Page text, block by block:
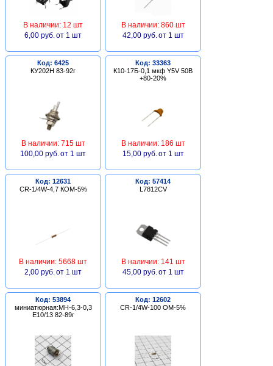
В наличии: 12 шт
6,00 руб. от 1 шт
В наличии: 860 шт
42,00 руб. от 1 шт
Код: 6425
КУ202Н 83-92г
В наличии: 715 шт
100,00 руб. от 1 шт
Код: 33363
К10-17Б-0,1 мкф Y5V 50В
+80-20%
В наличии: 186 шт
15,00 руб. от 1 шт
Код: 12631
CR-1/4W-4,7 КОМ-5%
В наличии: 5668 шт
2,00 руб. от 1 шт
Код: 57414
L7812CV
В наличии: 141 шт
45,00 руб. от 1 шт
Код: 53894
миниатюрная:МН-6,3-0,3
Е10/13 82-89г
Код: 12602
CR-1/4W-100 ОМ-5%